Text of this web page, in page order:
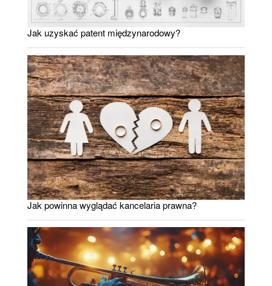
Jak uzyskać patent międzynarodowy?
Jak powinna wyglądać kancelaria prawna?